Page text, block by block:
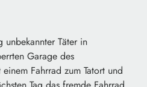
Täter in
Garage des
Fahrrad zum Tatort und